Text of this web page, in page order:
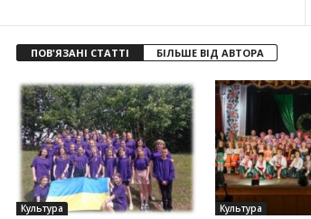
ПОВ'ЯЗАНІ СТАТТІ БІЛЬШЕ ВІД АВТОРА
Культура Культура